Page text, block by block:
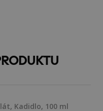
Kadidlo, 100 ml